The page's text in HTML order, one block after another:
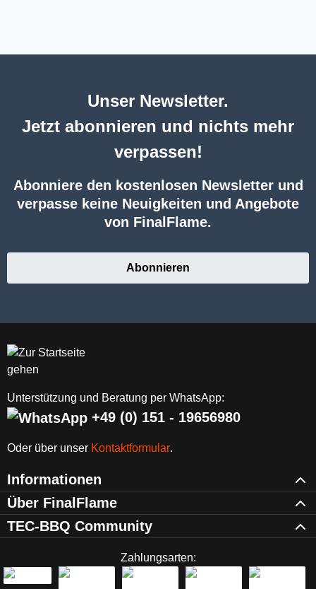
Unser Newsletter.
Jetzt abonnieren und nichts mehr
verpassen!
Abonniere den kostenlosen Newsletter und
verpasse keine Neuigkeiten und Angebote
von FinalFlame.
Abonnieren
Unterstützung und Beratung per WhatsApp:
+49 (0) 151 - 19656980
Oder über unser Kontaktformular.
Informationen
Über FinalFlame
TEC-BBQ Community
Zahlungsarten: